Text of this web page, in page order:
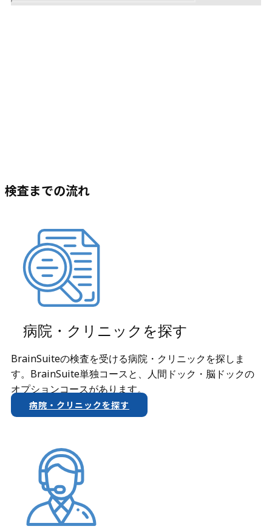
検査までの流れ
病院・クリニックを探す
BrainSuiteの検査を受ける病院・クリニックを探しま
す。BrainSuite単独コースと、人間ドック・脳ドックの
オプションコースがあります。
病院・クリニックを探す